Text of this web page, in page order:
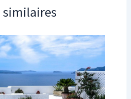
similaires